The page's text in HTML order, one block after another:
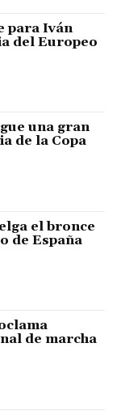
para Iván
del Europeo
una gran
de la Copa
el bronce
de España
de marcha